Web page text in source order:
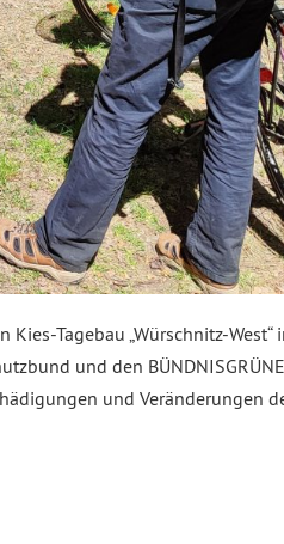
Tagebau „Würschnitz-
und den
und Veränderungen